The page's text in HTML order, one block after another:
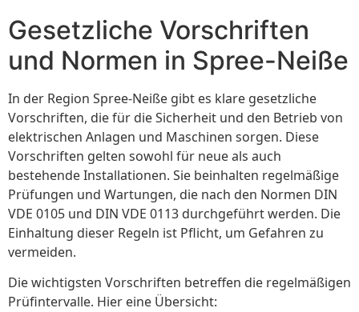
Gesetzliche Vorschriften
und Normen in Spree-Neiße
In der Region Spree-Neiße gibt es klare gesetzliche
Vorschriften, die für die Sicherheit und den Betrieb von
elektrischen Anlagen und Maschinen sorgen. Diese
Vorschriften gelten sowohl für neue als auch
bestehende Installationen. Sie beinhalten regelmäßige
Prüfungen und Wartungen, die nach den Normen DIN
VDE 0105 und DIN VDE 0113 durchgeführt werden. Die
Einhaltung dieser Regeln ist Pflicht, um Gefahren zu
vermeiden.
Die wichtigsten Vorschriften betreffen die regelmäßigen
Prüfintervalle. Hier eine Übersicht: